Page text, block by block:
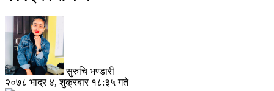
सुरुचि भण्डारी
२०७८ भाद्र ४, शुक्रबार १८:३५ गते